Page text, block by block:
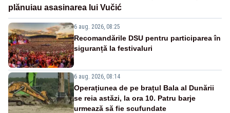
plănuiau asasinarea lui Vučić
6 aug. 2026, 08:25
Recomandările DSU pentru participarea în
siguranță la festivaluri
6 aug. 2026, 08:14
Operațiunea de pe brațul Bala al Dunării
se reia astăzi, la ora 10. Patru barje
urmează să fie scufundate